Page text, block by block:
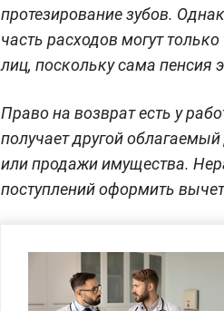
протезирование зубов.
часть расходов могут
лиц, поскольку сама пенсия
Право на возврат есть у
получает другой
или продажи имущества.
поступлений оформить